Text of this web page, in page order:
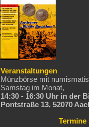
Veranstaltungen
Münzbörse mit
Samstag im Monat,
14:30 - 16:30 Uhr in der
Pontstraße 13, 52070
Termine